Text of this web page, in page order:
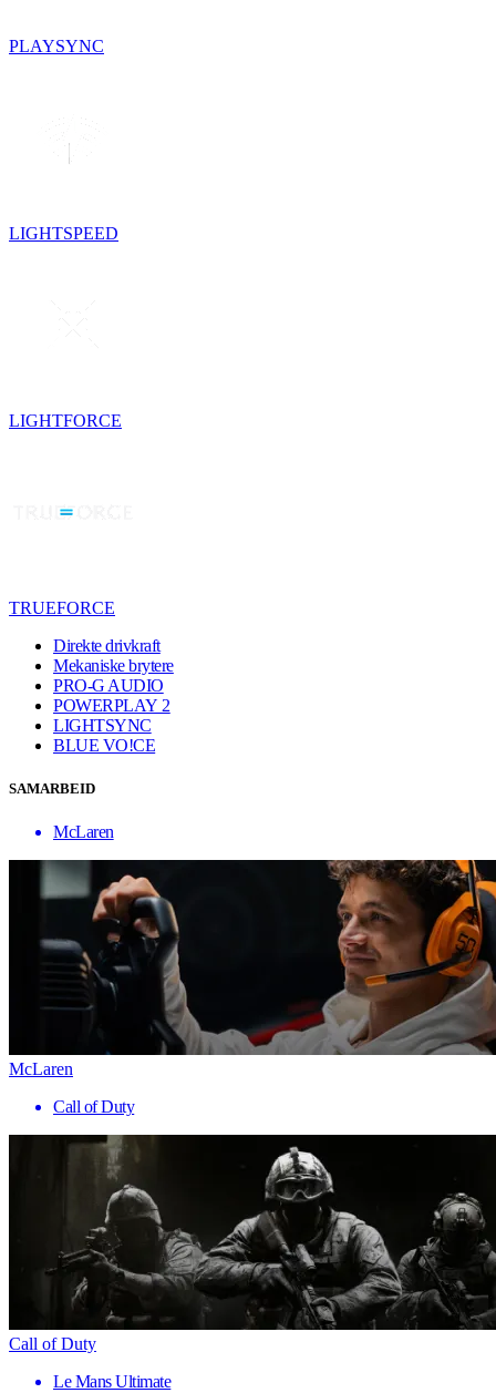
PLAYSYNC
LIGHTSPEED
LIGHTFORCE
TRUEFORCE
Direkte drivkraft
Mekaniske brytere
PRO-G AUDIO
POWERPLAY 2
LIGHTSYNC
BLUE VO!CE
SAMARBEID
McLaren
McLaren
Call of Duty
Call of Duty
Le Mans Ultimate